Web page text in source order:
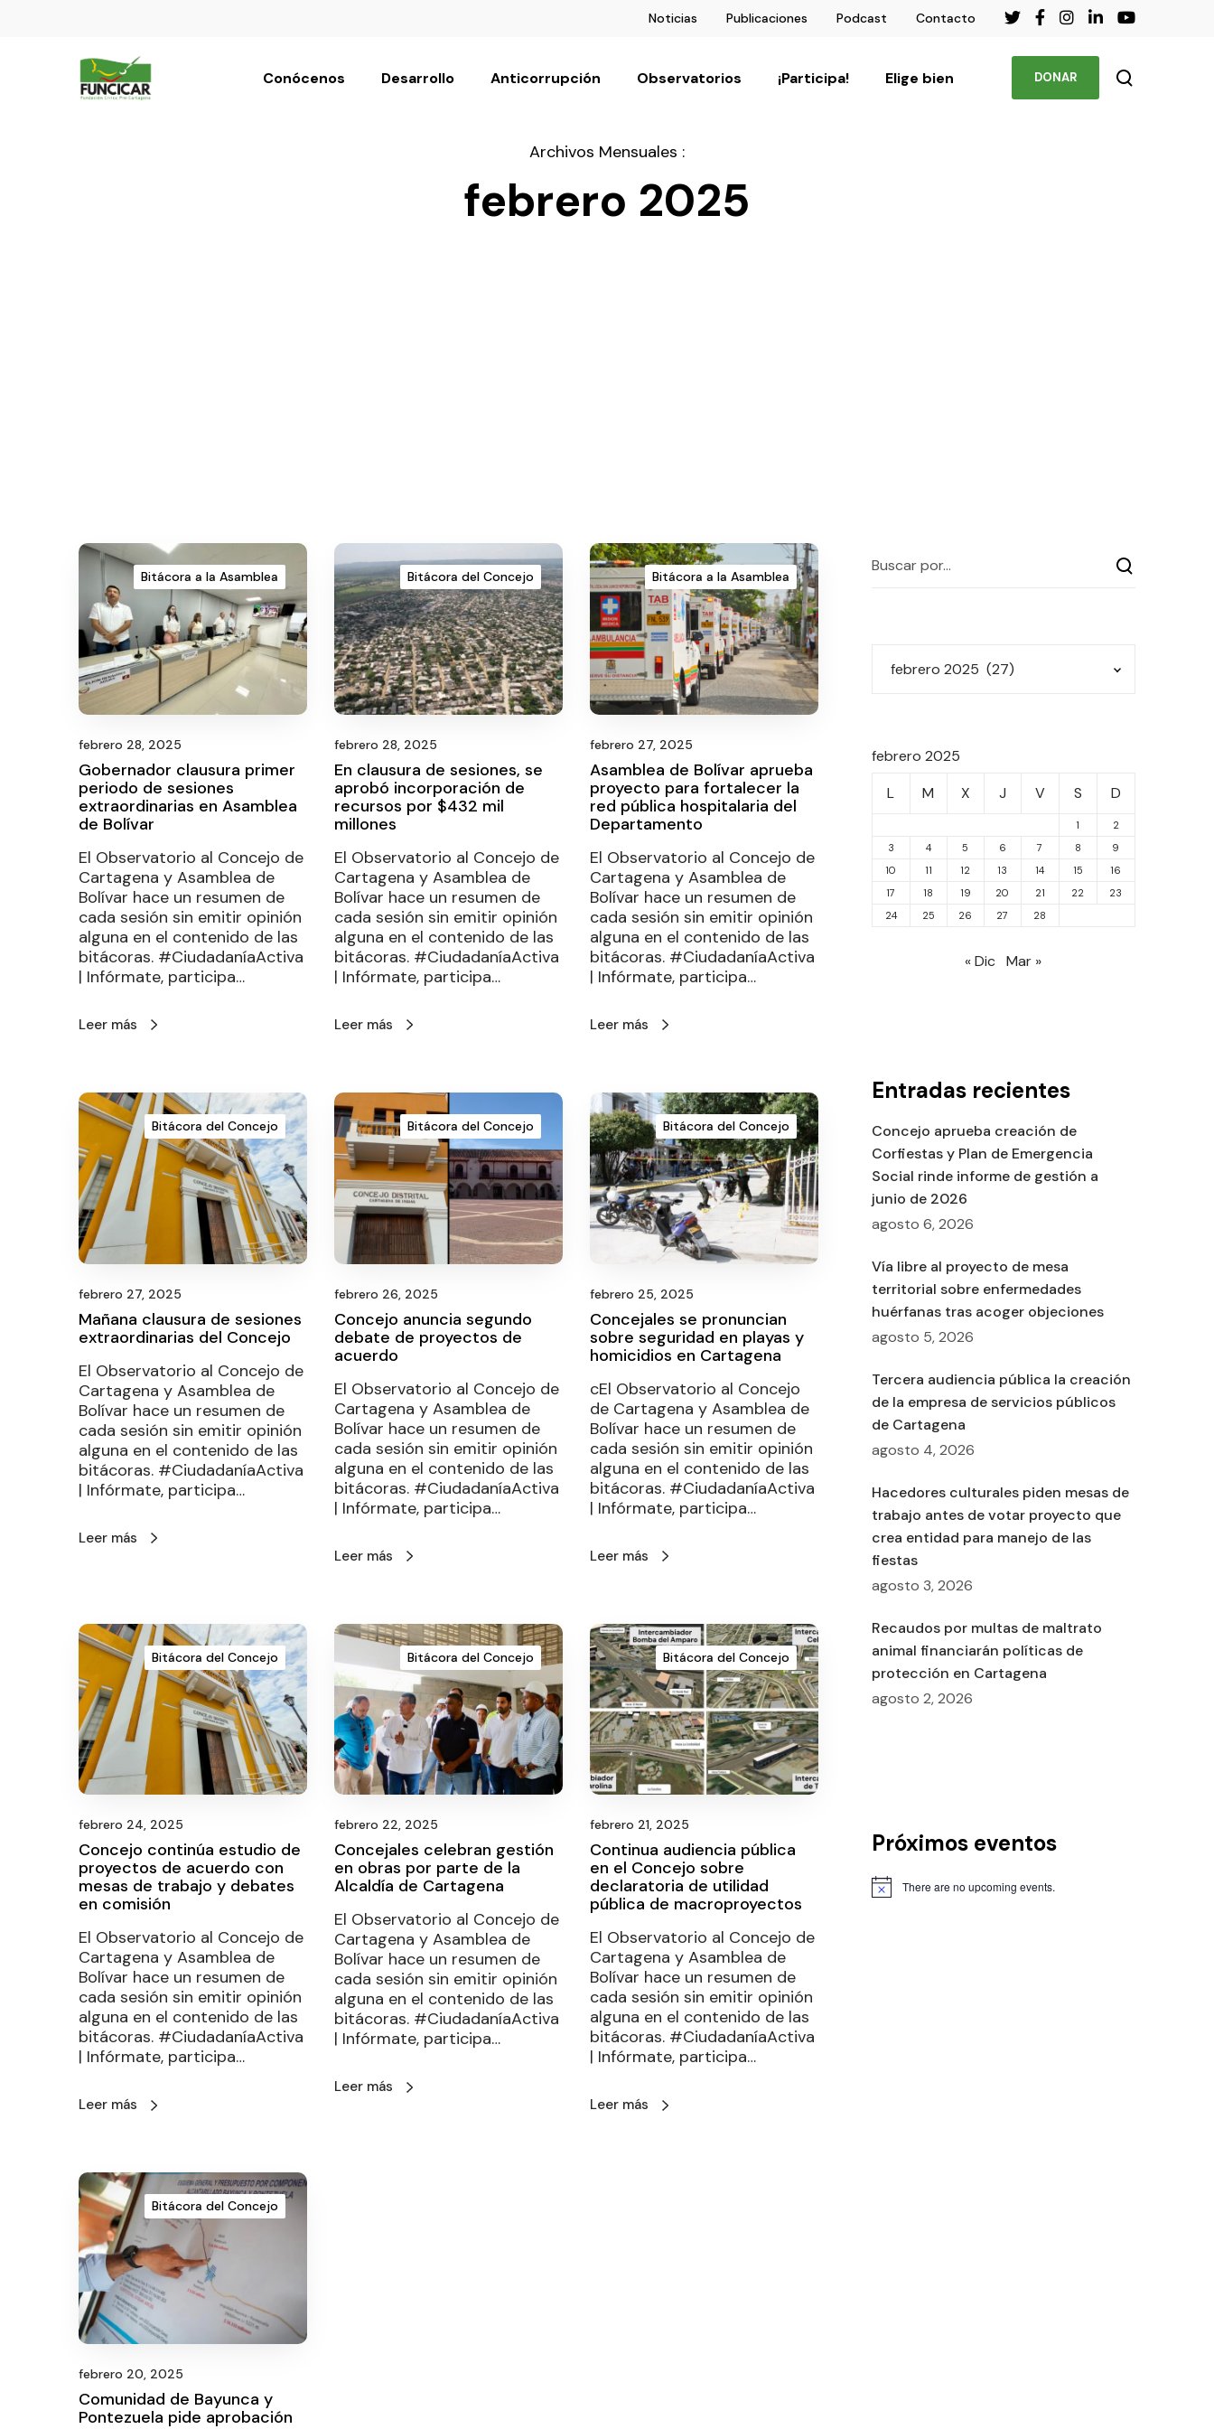
Noticias Publicaciones Podcast Contacto
Conócenos Desarrollo Anticorrupción Observatorios ¡Participa! Elige bien DONAR
Archivos Mensuales :
febrero 2025
Bitácora a la Asamblea
febrero 28, 2025
Gobernador clausura primer
periodo de sesiones
extraordinarias en Asamblea
de Bolívar
El Observatorio al Concejo de
Cartagena y Asamblea de
Bolívar hace un resumen de
cada sesión sin emitir opinión
alguna en el contenido de las
bitácoras. #CiudadaníaActiva
| Infórmate, participa…
Leer más
Bitácora del Concejo
febrero 28, 2025
En clausura de sesiones, se
aprobó incorporación de
recursos por $432 mil
millones
El Observatorio al Concejo de
Cartagena y Asamblea de
Bolívar hace un resumen de
cada sesión sin emitir opinión
alguna en el contenido de las
bitácoras. #CiudadaníaActiva
| Infórmate, participa…
Leer más
Bitácora a la Asamblea
febrero 27, 2025
Asamblea de Bolívar aprueba
proyecto para fortalecer la
red pública hospitalaria del
Departamento
El Observatorio al Concejo de
Cartagena y Asamblea de
Bolívar hace un resumen de
cada sesión sin emitir opinión
alguna en el contenido de las
bitácoras. #CiudadaníaActiva
| Infórmate, participa…
Leer más
Bitácora del Concejo
febrero 27, 2025
Mañana clausura de sesiones
extraordinarias del Concejo
El Observatorio al Concejo de
Cartagena y Asamblea de
Bolívar hace un resumen de
cada sesión sin emitir opinión
alguna en el contenido de las
bitácoras. #CiudadaníaActiva
| Infórmate, participa…
Leer más
Bitácora del Concejo
febrero 26, 2025
Concejo anuncia segundo
debate de proyectos de
acuerdo
El Observatorio al Concejo de
Cartagena y Asamblea de
Bolívar hace un resumen de
cada sesión sin emitir opinión
alguna en el contenido de las
bitácoras. #CiudadaníaActiva
| Infórmate, participa…
Leer más
Bitácora del Concejo
febrero 25, 2025
Concejales se pronuncian
sobre seguridad en playas y
homicidios en Cartagena
cEl Observatorio al Concejo
de Cartagena y Asamblea de
Bolívar hace un resumen de
cada sesión sin emitir opinión
alguna en el contenido de las
bitácoras. #CiudadaníaActiva
| Infórmate, participa…
Leer más
Bitácora del Concejo
febrero 24, 2025
Concejo continúa estudio de
proyectos de acuerdo con
mesas de trabajo y debates
en comisión
El Observatorio al Concejo de
Cartagena y Asamblea de
Bolívar hace un resumen de
cada sesión sin emitir opinión
alguna en el contenido de las
bitácoras. #CiudadaníaActiva
| Infórmate, participa…
Leer más
Bitácora del Concejo
febrero 22, 2025
Concejales celebran gestión
en obras por parte de la
Alcaldía de Cartagena
El Observatorio al Concejo de
Cartagena y Asamblea de
Bolívar hace un resumen de
cada sesión sin emitir opinión
alguna en el contenido de las
bitácoras. #CiudadaníaActiva
| Infórmate, participa…
Leer más
Bitácora del Concejo
febrero 21, 2025
Continua audiencia pública
en el Concejo sobre
declaratoria de utilidad
pública de macroproyectos
El Observatorio al Concejo de
Cartagena y Asamblea de
Bolívar hace un resumen de
cada sesión sin emitir opinión
alguna en el contenido de las
bitácoras. #CiudadaníaActiva
| Infórmate, participa…
Leer más
Bitácora del Concejo
febrero 20, 2025
Comunidad de Bayunca y
Pontezuela pide aprobación
febrero 2025
L
M X J V S D
1
2
3
4 5 6 7 8
9
10
11 12 13 14 15
16
17
18 19 20 21 22
23
24
25 26 27 28
« Dic Mar »
Entradas recientes
Concejo aprueba creación de
Corfiestas y Plan de Emergencia
Social rinde informe de gestión a
junio de 2026
agosto 6, 2026
Vía libre al proyecto de mesa
territorial sobre enfermedades
huérfanas tras acoger objeciones
agosto 5, 2026
Tercera audiencia pública la creación
de la empresa de servicios públicos
de Cartagena
agosto 4, 2026
Hacedores culturales piden mesas de
trabajo antes de votar proyecto que
crea entidad para manejo de las
fiestas
agosto 3, 2026
Recaudos por multas de maltrato
animal financiarán políticas de
protección en Cartagena
agosto 2, 2026
Próximos eventos
There are no upcoming events.